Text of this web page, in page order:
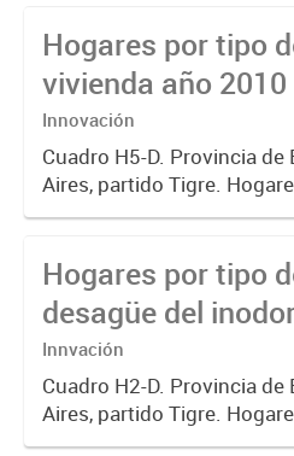
Hogares por tipo
vivienda año 2010
Innovación
Cuadro H5-D. Provincia de
Aires, partido Tigre.
tipo de vivienda, según
cocinar. CENSO 2010
Hogares por tipo
desagüe del
2010
Innvación
Cuadro H2-D. Provincia de
Aires, partido Tigre.
tipo de desagüe del